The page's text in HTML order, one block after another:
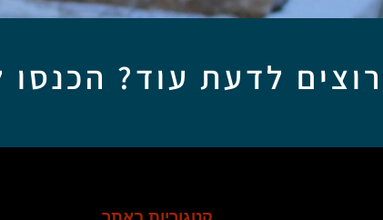
רוצים לדעת עוד? הכנסו